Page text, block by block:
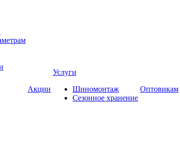
Акции
Услуги
Шиномонтаж
Сезонное хранение
Оптовикам